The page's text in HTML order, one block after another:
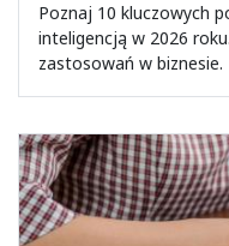
Poznaj 10 kluczowych
inteligencją w 2026
zastosowań w biznesie.